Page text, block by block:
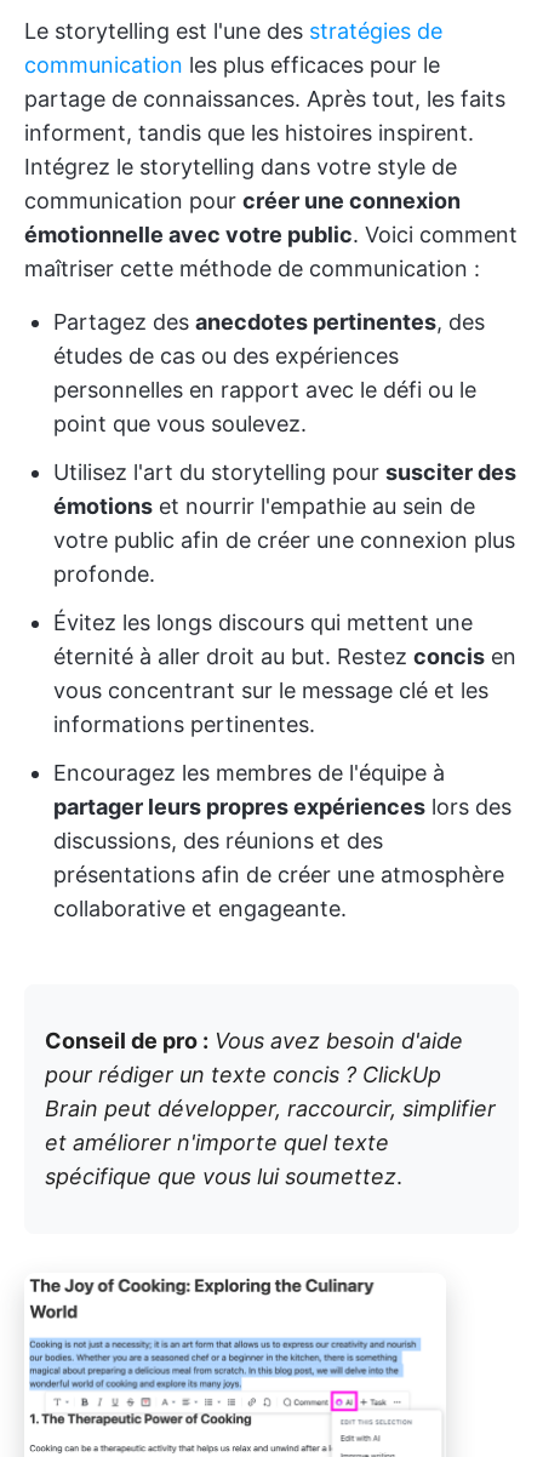
Le storytelling est l'une des stratégies de
communication les plus efficaces pour le
partage de connaissances. Après tout, les faits
informent, tandis que les histoires inspirent.
Intégrez le storytelling dans votre style de
communication pour créer une connexion
émotionnelle avec votre public. Voici comment
maîtriser cette méthode de communication :
Partagez des anecdotes pertinentes, des
études de cas ou des expériences
personnelles en rapport avec le défi ou le
point que vous soulevez.
Utilisez l'art du storytelling pour susciter des
émotions et nourrir l'empathie au sein de
votre public afin de créer une connexion plus
profonde.
Évitez les longs discours qui mettent une
éternité à aller droit au but. Restez concis en
vous concentrant sur le message clé et les
informations pertinentes.
Encouragez les membres de l'équipe à
partager leurs propres expériences lors des
discussions, des réunions et des
présentations afin de créer une atmosphère
collaborative et engageante.
Conseil de pro : Vous avez besoin d'aide
pour rédiger un texte concis ? ClickUp
Brain peut développer, raccourcir, simplifier
et améliorer n'importe quel texte
spécifique que vous lui soumettez.